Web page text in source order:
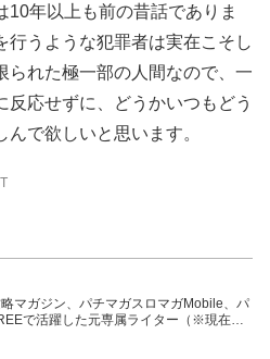
10年以上も前の昔話でありま
行うような犯罪者は実在こそし
られた極一部の人間なので、一
反応せずに、どうかいつもどう
で欲しいと思います。
マガジン、パチマガスロマガMobile、パ
で活躍した元専属ライター（※現在は